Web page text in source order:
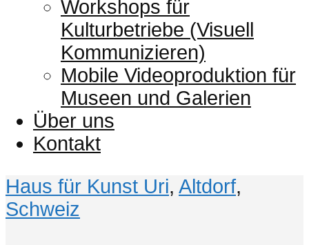
Workshops für
Kulturbetriebe (Visuell
Kommunizieren)
Mobile Videoproduktion für
Museen und Galerien
Über uns
Kontakt
Haus für Kunst Uri, Altdorf,
Schweiz